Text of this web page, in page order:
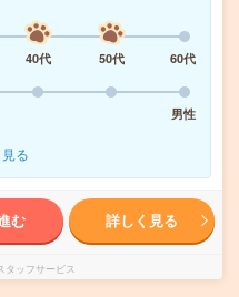
40代 50代
60代
男性
る
む 詳しく見る
タッフサービス